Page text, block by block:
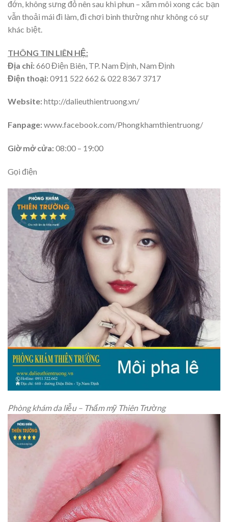
đớn, không sưng đỏ nên sau khi phun – xăm môi xong các bạn
vẫn thoải mái đi làm, đi chơi bình thường như không có sự
khác biệt.
THÔNG TIN LIÊN HỆ:
Địa chỉ:660 Điện Biên, TP. Nam Định, Nam Định
Điện thoại:0911 522 662 & 022 8367 3717
Website:http://dalieuthientruong.vn/
Fanpage:www.facebook.com/Phongkhamthientruong/
Giờ mở cửa:08:00 – 19:00
Gọi điện
Phòng khám da liễu – Thẩm mỹ Thiên Trường